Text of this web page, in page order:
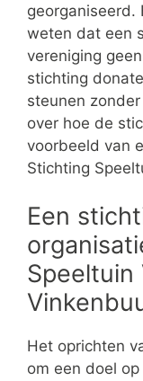
georganiseerd.
weten dat een
vereniging
stichting
steunen
over hoe de
voorbeeld van
Stichting
Een
Speeltuin
Het oprichten
om een doel